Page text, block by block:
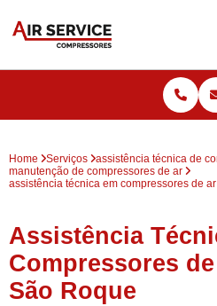
Home Serviços
assistência técnica de
manutenção de compressores de ar
assistência técnica em compressores de
Assistência
Compressores
São Roque